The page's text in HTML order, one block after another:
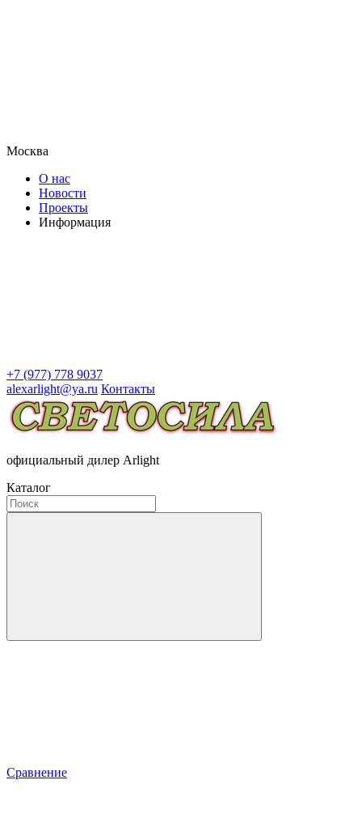
Москва
О нас
Новости
Проекты
Информация
+7 (977) 778 9037
alexarlight@ya.ru Контакты
официальный дилер Arlight
Каталог
Сравнение